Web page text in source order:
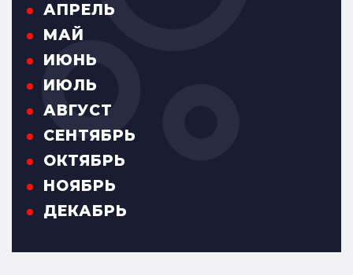
АПРЕЛЬ
МАЙ
ИЮНЬ
ИЮЛЬ
АВГУСТ
СЕНТЯБРЬ
ОКТЯБРЬ
НОЯБРЬ
ДЕКАБРЬ